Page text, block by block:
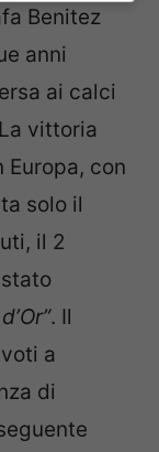
Benitez
anni
ai calci
vittoria
con
solo il
il 2
. Il
a
di